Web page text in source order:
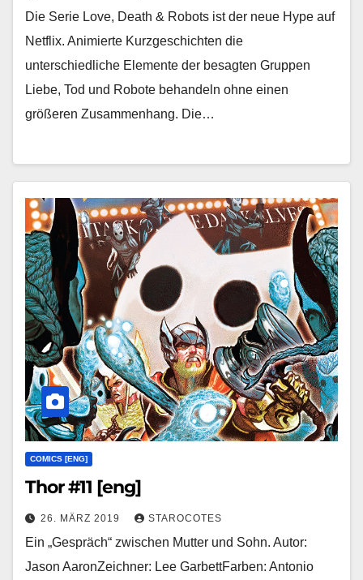
Die Serie Love, Death & Robots ist der neue Hype auf
Netflix. Animierte Kurzgeschichten die
unterschiedliche Elemente der besagten Gruppen
Liebe, Tod und Robote behandeln ohne einen
größeren Zusammenhang. Die…
COMICS [ENG]
Thor #11 [eng]
26. MÄRZ 2019 STAROCOTES
Ein „Gespräch“ zwischen Mutter und Sohn. Autor:
Jason AaronZeichner: Lee GarbettFarben: Antonio